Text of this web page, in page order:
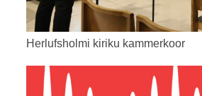
Herlufsholmi kiriku kammerkoor